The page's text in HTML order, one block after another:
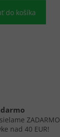
do košíka
ZADARMO
nad 40 EUR!